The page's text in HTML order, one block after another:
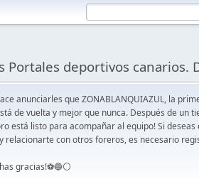
Portales deportivos canarios.
anunciarles que ZONABLANQUIAZUL, la
de vuelta y mejor que nunca. Después de un
está listo para acompañar al equipo! Si
relacionarte con otros foreros, es necesario
gracias!⚽️🔵⚪️